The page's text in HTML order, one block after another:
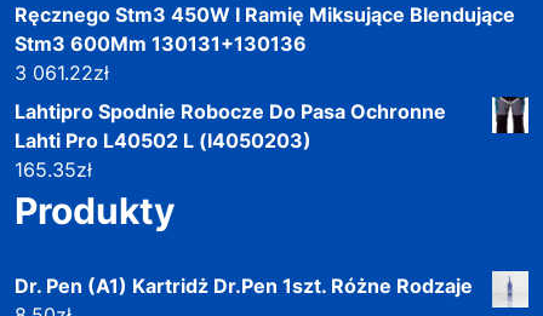
Ręcznego Stm3 450W I Ramię Miksujące Blendujące
Stm3 600Mm 130131+130136
3 061.22zł
Lahtipro Spodnie Robocze Do Pasa Ochronne
Lahti Pro L40502 L (l4050203)
165.35zł
Produkty
Dr. Pen (A1) Kartridż Dr.Pen 1szt. Różne Rodzaje